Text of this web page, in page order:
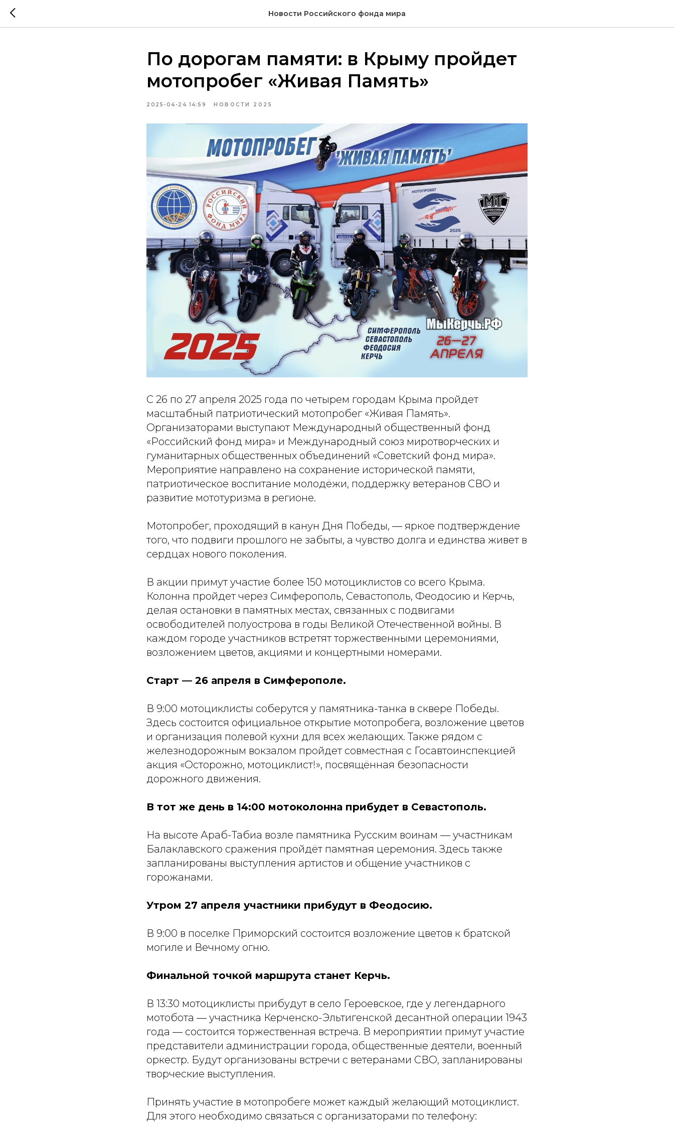
Новости Российского фонда мира
По дорогам памяти: в Крыму пройдет
мотопробег «Живая Память»
2025-04-24 14:59 НОВОСТИ 2025
С 26 по 27 апреля 2025 года по четырем городам Крыма пройдет
масштабный патриотический мотопробег «Живая Память».
Организаторами выступают Международный общественный фонд
«Российский фонд мира» и Международный союз миротворческих и
гуманитарных общественных объединений «Советский фонд мира».
Мероприятие направлено на сохранение исторической памяти,
патриотическое воспитание молодёжи, поддержку ветеранов СВО и
развитие мототуризма в регионе.
Мотопробег, проходящий в канун Дня Победы, — яркое подтверждение
того, что подвиги прошлого не забыты, а чувство долга и единства живет в
сердцах нового поколения.
В акции примут участие более 150 мотоциклистов со всего Крыма.
Колонна пройдет через Симферополь, Севастополь, Феодосию и Керчь,
делая остановки в памятных местах, связанных с подвигами
освободителей полуострова в годы Великой Отечественной войны. В
каждом городе участников встретят торжественными церемониями,
возложением цветов, акциями и концертными номерами.
Старт — 26 апреля в Симферополе.
В 9:00 мотоциклисты соберутся у памятника-танка в сквере Победы.
Здесь состоится официальное открытие мотопробега, возложение цветов
и организация полевой кухни для всех желающих. Также рядом с
железнодорожным вокзалом пройдет совместная с Госавтоинспекцией
акция «Осторожно, мотоциклист!», посвящённая безопасности
дорожного движения.
В тот же день в 14:00 мотоколонна прибудет в Севастополь.
На высоте Араб-Табиа возле памятника Русским воинам — участникам
Балаклавского сражения пройдёт памятная церемония. Здесь также
запланированы выступления артистов и общение участников с
горожанами.
Утром 27 апреля участники прибудут в Феодосию.
В 9:00 в поселке Приморский состоится возложение цветов к братской
могиле и Вечному огню.
Финальной точкой маршрута станет Керчь.
В 13:30 мотоциклисты прибудут в село Героевское, где у легендарного
мотобота — участника Керченско-Эльтигенской десантной операции 1943
года — состоится торжественная встреча. В мероприятии примут участие
представители администрации города, общественные деятели, военный
оркестр. Будут организованы встречи с ветеранами СВО, запланированы
творческие выступления.
Принять участие в мотопробеге может каждый желающий мотоциклист.
Для этого необходимо связаться с организаторами по телефону: